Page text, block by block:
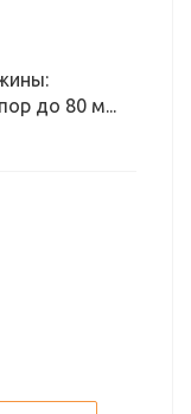
до 80 м...